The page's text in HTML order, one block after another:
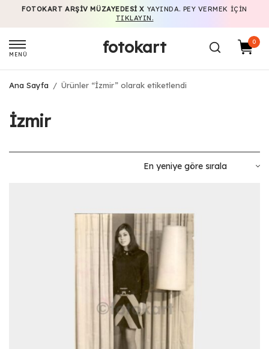
FOTOKART ARŞIV MÜZAYEDESI X YAYINDA. PEY VERMEK IÇIN
TIKLAYIN.
MENÜ fotokart 0
Ana Sayfa / Ürünler “İzmir” olarak etiketlendi
İzmir